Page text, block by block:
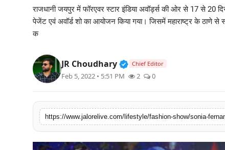
लाइफस्टाइल
राजधानी जयपुर में फॉरएवर स्टार इंडिया अवॉर्ड्स की ओर से 17 से 20
पेजेंट एवं अवॉर्ड शो का आयोजन किया गया। जिसमें महाराष्ट्र के ठाणे से
क
JR Choudhary Verified Public Figure •
Chief Editor
Feb 5, 2022 • 5:51 PM 2 0
https://www.jalorelive.com/lifestyle/fashion-show/sonia-